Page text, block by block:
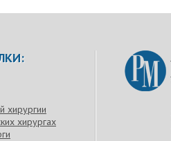
хирургии
хирургах